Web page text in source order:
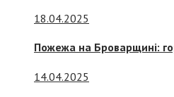
18.04.2025
Пожежа на Броварщині:
14.04.2025